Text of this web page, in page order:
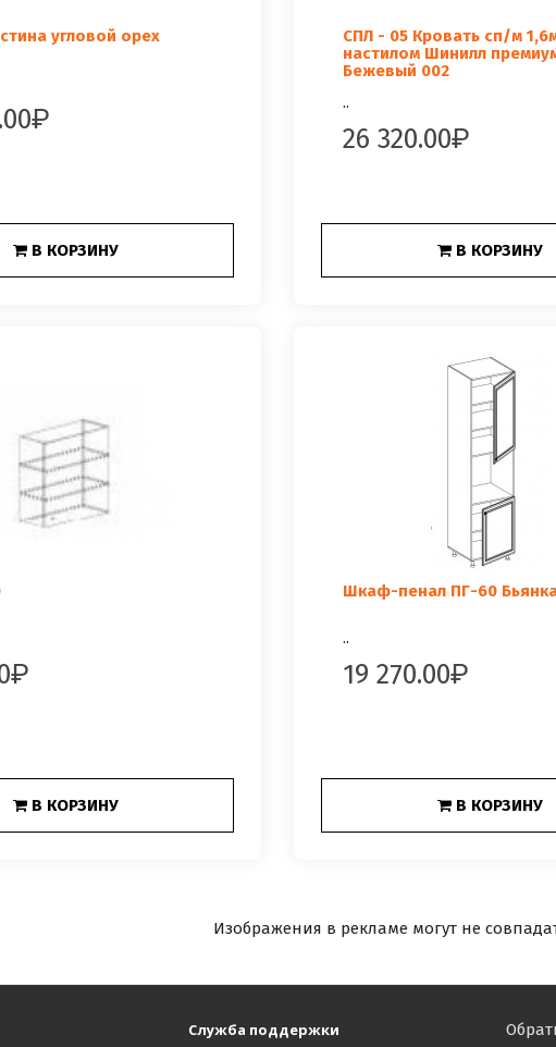
угловой орех
В КОРЗИНУ
СПЛ - 05 Кровать сп/м
настилом Шинилл
Бежевый 002
..
26 320.00
В КОРЗИНУ
В КОРЗИНУ
Шкаф-пенал ПГ-60
..
19 270.00
В КОРЗИНУ
Изображения в рекламе могут не
Служба поддержки